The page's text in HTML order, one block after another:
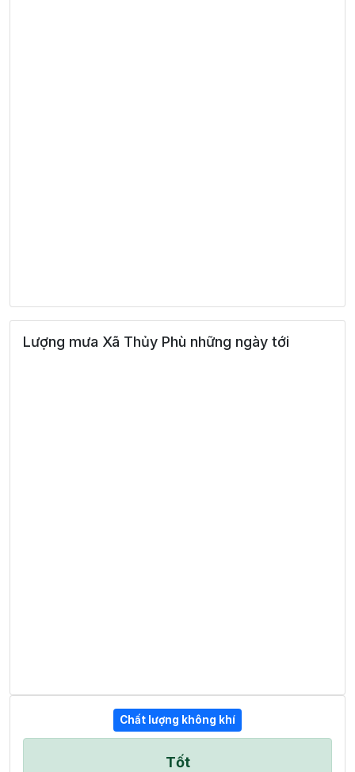
Lượng mưa Xã Thủy Phù những ngày tới
Chất lượng không khí
Tốt